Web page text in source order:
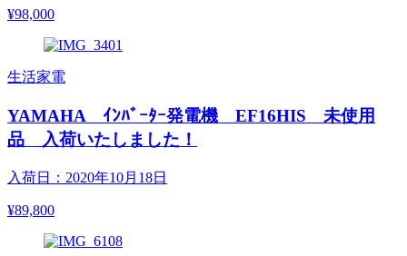
¥98,000
生活家電
YAMAHA ｲﾝﾊﾞｰﾀｰ発電機 EF16HIS 未使用
品 入荷いたしました！
入荷日：2020年10月18日
¥89,800